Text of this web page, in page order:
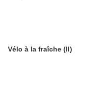
Vélo à la fraîche (II)